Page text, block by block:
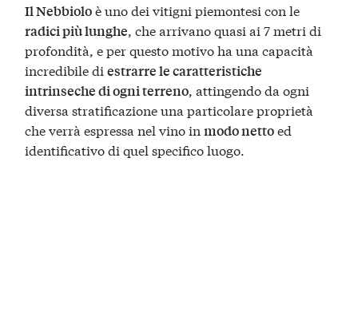
Il Nebbioloè uno dei vitigni piemontesi con le
radici più lunghe, che arrivano quasi ai 7 metri di
profondità, e per questo motivo ha una capacità
incredibile diestrarre le caratteristiche
intrinseche di ogni terreno, attingendo da ogni
diversa stratificazione una particolare proprietà
che verrà espressa nel vino inmodo nettoed
identificativo di quel specifico luogo.